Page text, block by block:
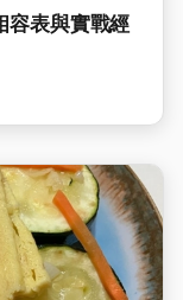
容表與實戰經